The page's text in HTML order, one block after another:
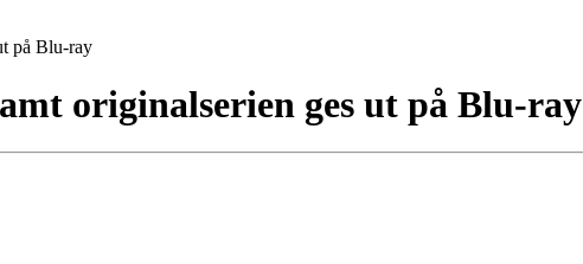
på Blu-ray
originalserien ges ut på Blu-ray